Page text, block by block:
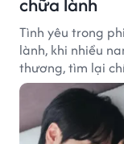
Tình yêu trong
lành, khi nhiều
thương, tìm lại